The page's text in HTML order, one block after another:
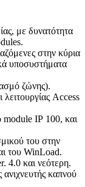
με δυνατότητα
στην κύρια
υποσυστήματα
ζώνης).
Access
module ΙΡ 100, και
του στην
του WinLoad.
4.0 και νεότερη.
καπνού